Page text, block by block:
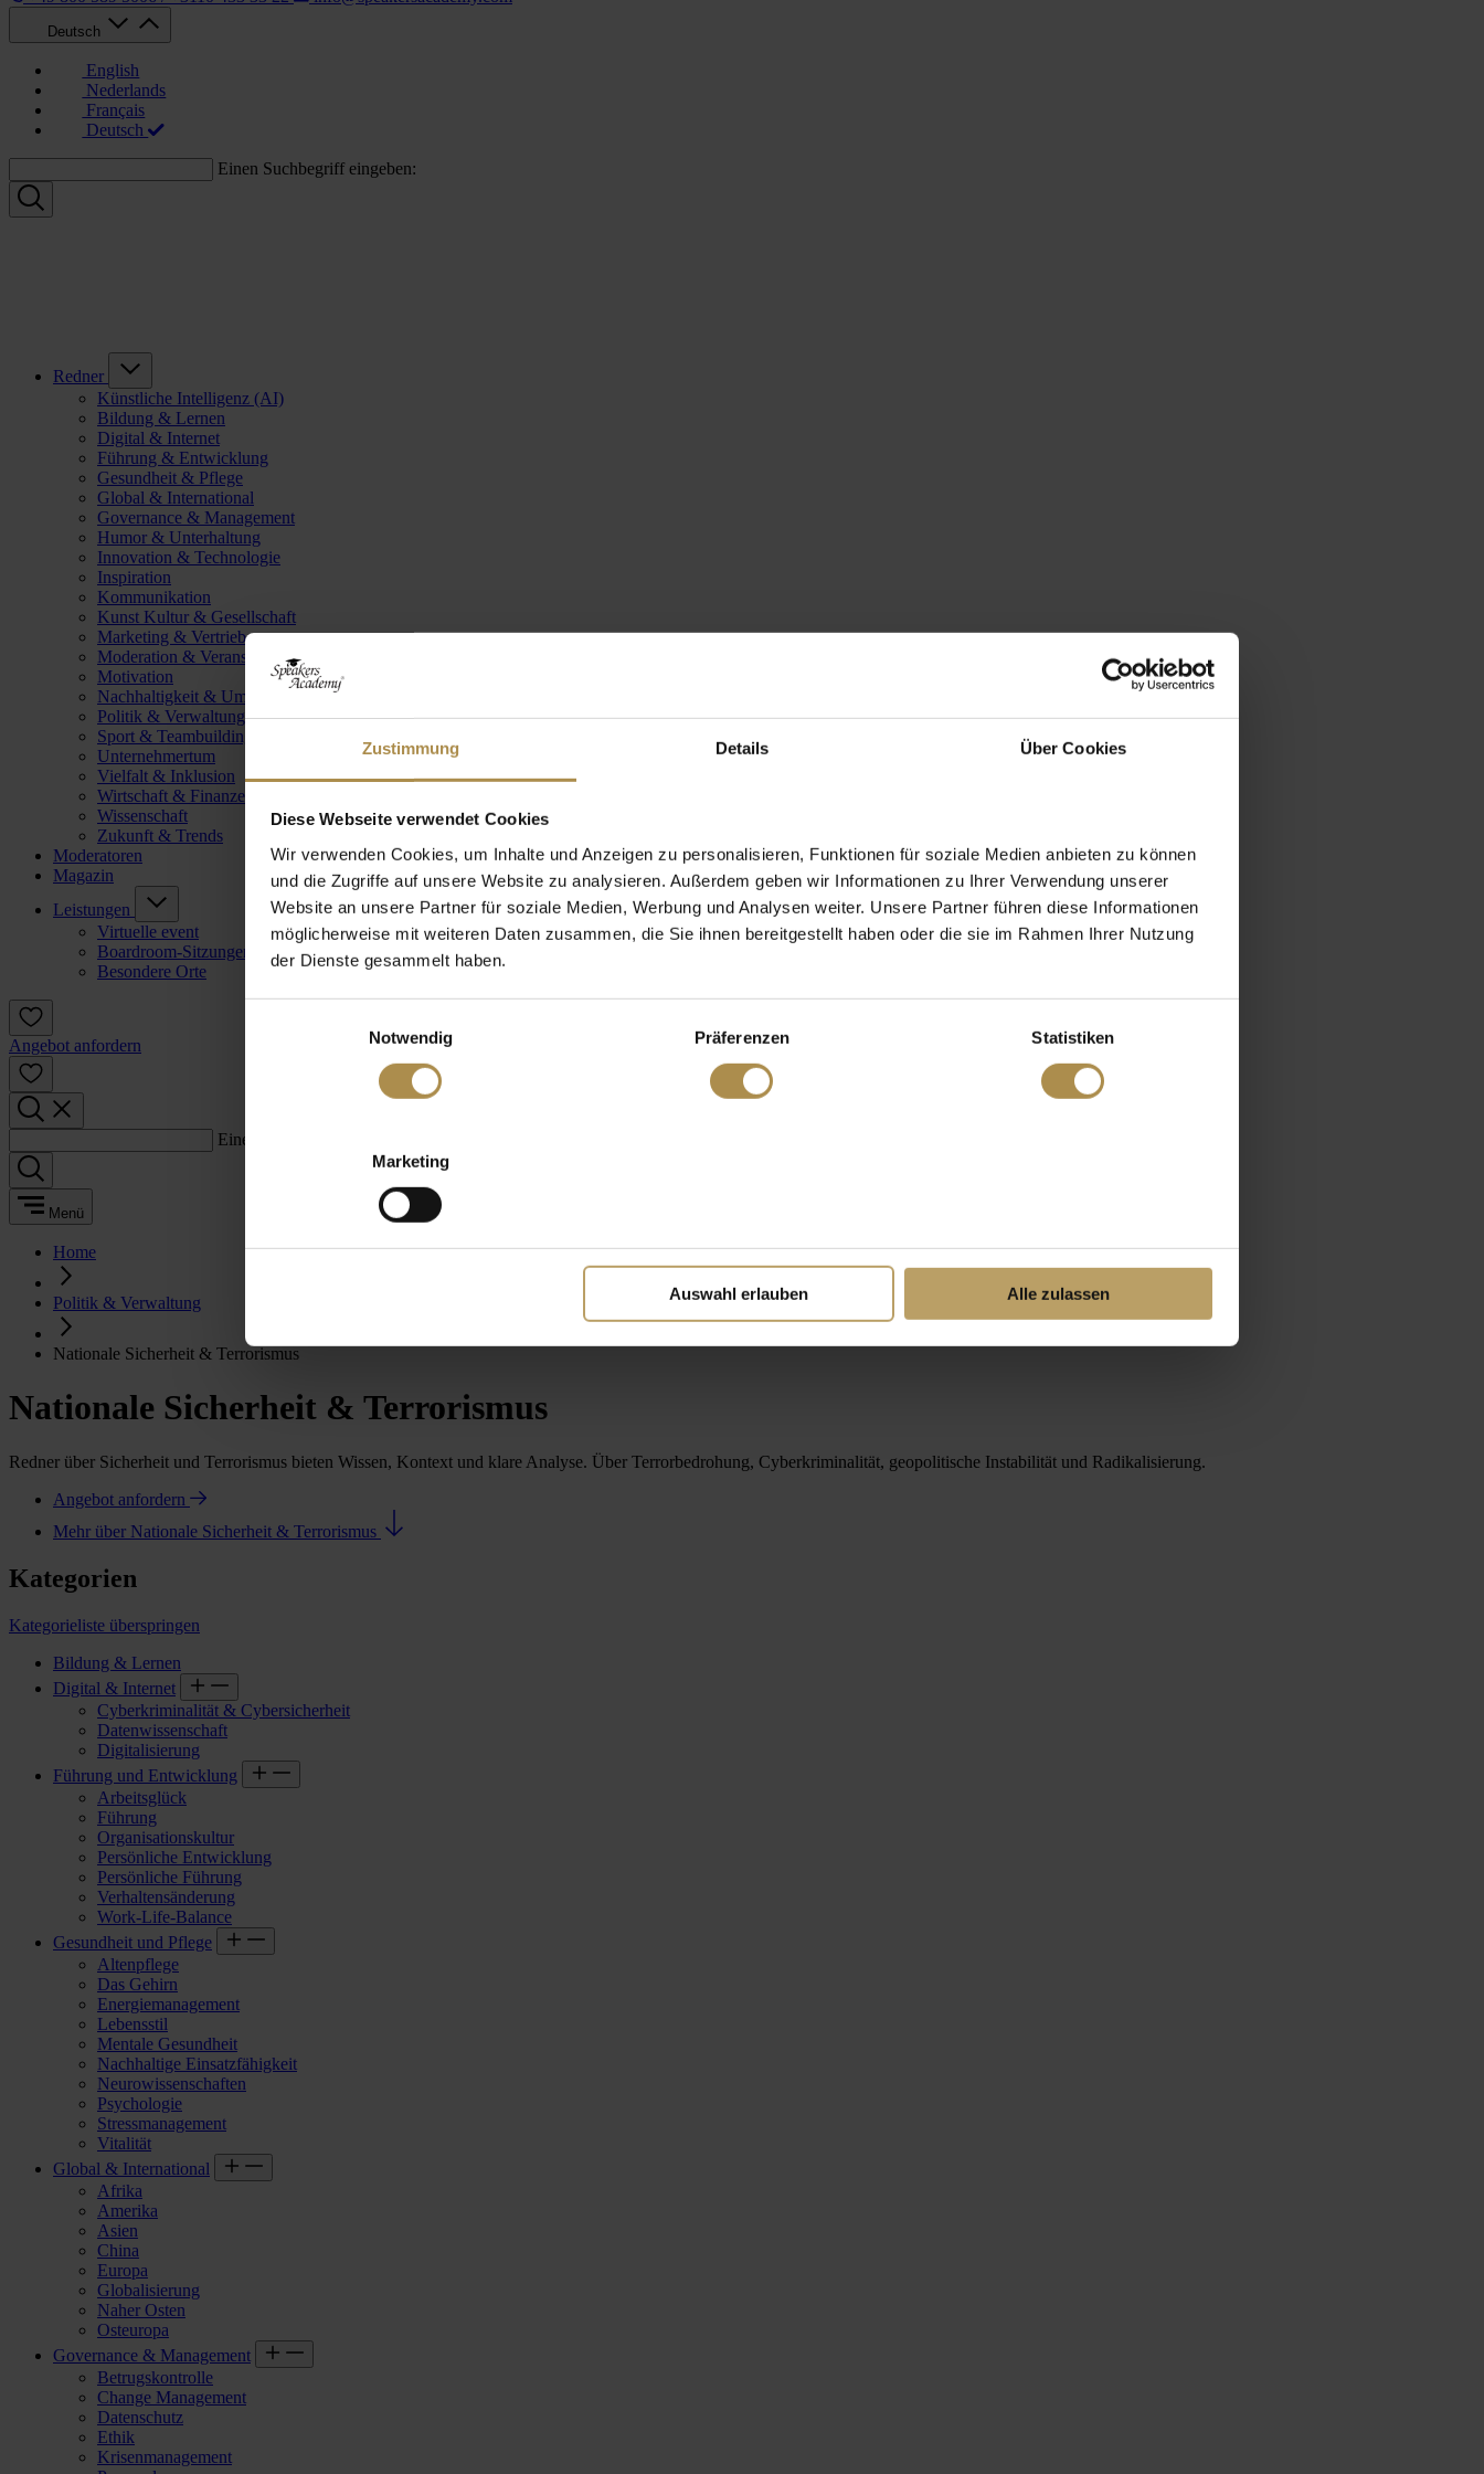
Zustimmung Details Über Cookies
Diese Webseite verwendet Cookies
Wir verwenden Cookies, um Inhalte und Anzeigen zu personalisieren, Funktionen für soziale Medien anbieten zu können
und die Zugriffe auf unsere Website zu analysieren. Außerdem geben wir Informationen zu Ihrer Verwendung unserer
Website an unsere Partner für soziale Medien, Werbung und Analysen weiter. Unsere Partner führen diese Informationen
möglicherweise mit weiteren Daten zusammen, die Sie ihnen bereitgestellt haben oder die sie im Rahmen Ihrer Nutzung
der Dienste gesammelt haben.
Notwendig
Präferenzen Statistiken
Marketing
Auswahl erlauben Alle zulassen
Deutsch
English
Nederlands
Français
Deutsch
Einen Suchbegriff eingeben:
Redner
Künstliche Intelligenz (AI)
Bildung & Lernen
Digital & Internet
Führung & Entwicklung
Gesundheit & Pflege
Global & International
Governance & Management
Humor & Unterhaltung
Innovation & Technologie
Inspiration
Kommunikation
Kunst Kultur & Gesellschaft
Marketing & Vertrieb
Moderation & Veranstaltungsleitung
Motivation
Nachhaltigkeit & Umwelt
Politik & Verwaltung
Sport & Teambuilding
Unternehmertum
Vielfalt & Inklusion
Wirtschaft & Finanzen
Wissenschaft
Zukunft & Trends
Moderatoren
Magazin
Leistungen
Virtuelle event
Boardroom-Sitzungen
Besondere Orte
Angebot anfordern
Einen Suchbegriff eingeben:
Menü
Home
Politik & Verwaltung
Nationale Sicherheit & Terrorismus
Nationale Sicherheit & Terrorismus
Redner über Sicherheit und Terrorismus bieten Wissen, Kontext und klare Analyse. Über Terrorbedrohung, Cyberkriminalität, geopolitische Instabilität und Radikalisierung.
Angebot anfordern
Mehr über Nationale Sicherheit & Terrorismus
Kategorien
Kategorieliste überspringen
Bildung & Lernen
Digital & Internet
Cyberkriminalität & Cybersicherheit
Datenwissenschaft
Digitalisierung
Führung und Entwicklung
Arbeitsglück
Führung
Organisationskultur
Persönliche Entwicklung
Persönliche Führung
Verhaltensänderung
Work-Life-Balance
Gesundheit und Pflege
Altenpflege
Das Gehirn
Energiemanagement
Lebensstil
Mentale Gesundheit
Nachhaltige Einsatzfähigkeit
Neurowissenschaften
Psychologie
Stressmanagement
Vitalität
Global & International
Afrika
Amerika
Asien
China
Europa
Globalisierung
Naher Osten
Osteuropa
Governance & Management
Betrugskontrolle
Change Management
Datenschutz
Ethik
Krisenmanagement